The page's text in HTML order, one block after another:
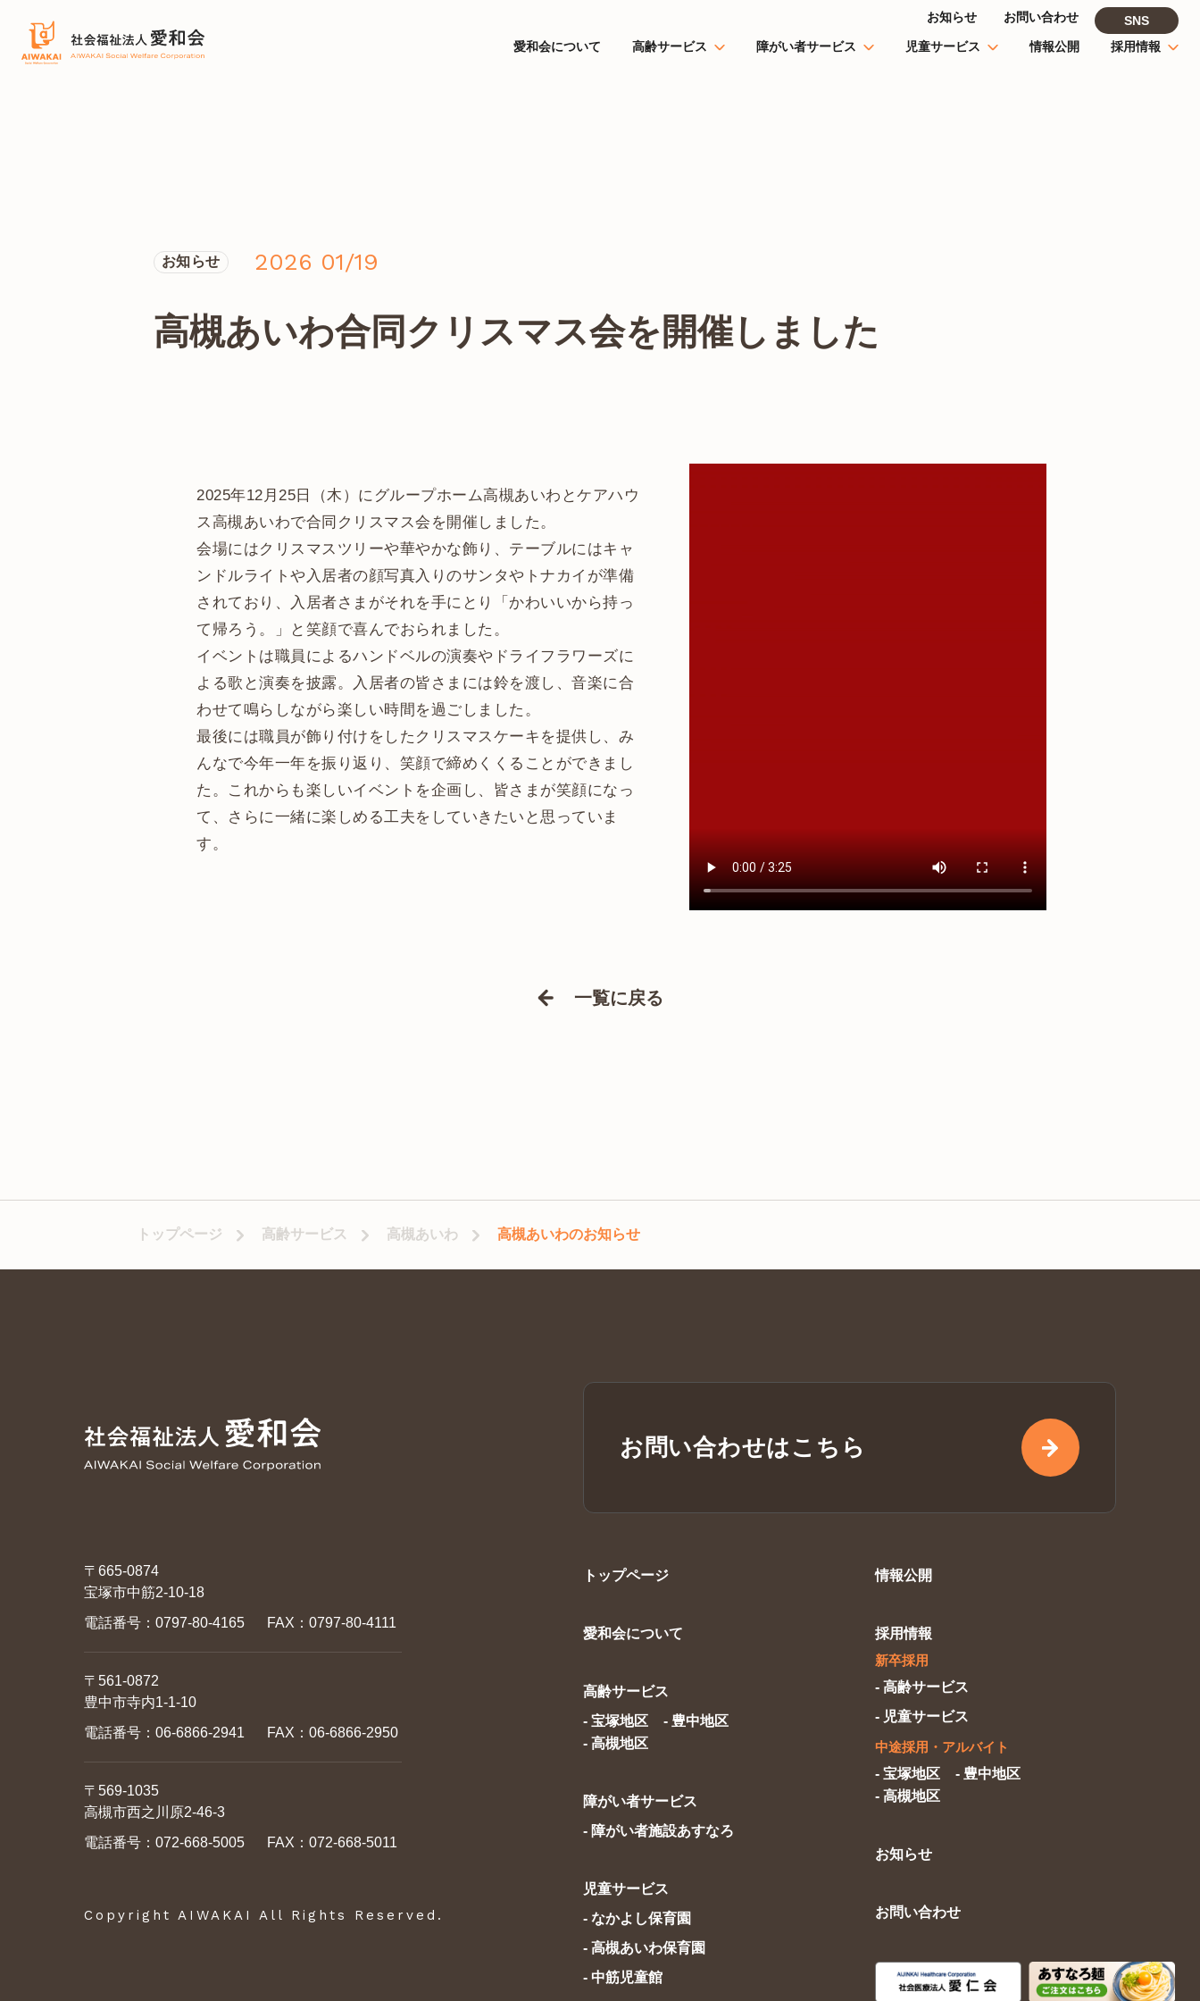
愛和会について 高齢サービス 障がい者サービス 児童サービス 情報公開 採用情報
お知らせ お問い合わせ SNS
お知らせ 2026 01/19
高槻あいわ合同クリスマス会を開催しました
2025年12月25日（木）にグループホーム高槻あいわとケアハウ
ス高槻あいわで合同クリスマス会を開催しました。
会場にはクリスマスツリーや華やかな飾り、テーブルにはキャ
ンドルライトや入居者の顔写真入りのサンタやトナカイが準備
されており、入居者さまがそれを手にとり「かわいいから持っ
て帰ろう。」と笑顔で喜んでおられました。
イベントは職員によるハンドベルの演奏やドライフラワーズに
よる歌と演奏を披露。入居者の皆さまには鈴を渡し、音楽に合
わせて鳴らしながら楽しい時間を過ごしました。
最後には職員が飾り付けをしたクリスマスケーキを提供し、み
んなで今年一年を振り返り、笑顔で締めくくることができまし
た。これからも楽しいイベントを企画し、皆さまが笑顔になっ
て、さらに一緒に楽しめる工夫をしていきたいと思っていま
す。
一覧に戻る
トップページ 高齢サービス 高槻あいわ 高槻あいわのお知らせ
お問い合わせはこちら
トップページ
愛和会について
高齢サービス
- 宝塚地区
- 豊中地区
- 高槻地区
障がい者サービス
- 障がい者施設あすなろ
児童サービス
- なかよし保育園
- 高槻あいわ保育園
- 中筋児童館
情報公開
採用情報
新卒採用
- 高齢サービス
- 児童サービス
中途採用 ・アルバイト
- 宝塚地区
- 豊中地区
- 高槻地区
お知らせ
お問い合わせ
〒665-0874
宝塚市中筋2-10-18
電話番号：0797-80-4165 FAX：0797-80-4111
〒561-0872
豊中市寺内1-1-10
電話番号：06-6866-2941 FAX：06-6866-2950
〒569-1035
高槻市西之川原2-46-3
電話番号：072-668-5005 FAX：072-668-5011
Copyright AIWAKAI All Rights Reserved.